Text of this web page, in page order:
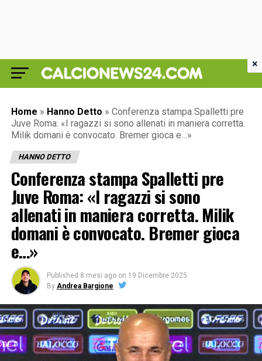
Home » Hanno Detto » Conferenza stampa Spalletti pre
Juve Roma: «I ragazzi si sono allenati in maniera corretta.
Milik domani è convocato. Bremer gioca e…»
HANNO DETTO
Conferenza stampa Spalletti pre
Juve Roma: «I ragazzi si sono
allenati in maniera corretta. Milik
domani è convocato. Bremer gioca
e…»
Published 8 mesi ago on 19 Dicembre 2025
By Andrea Bargione
×